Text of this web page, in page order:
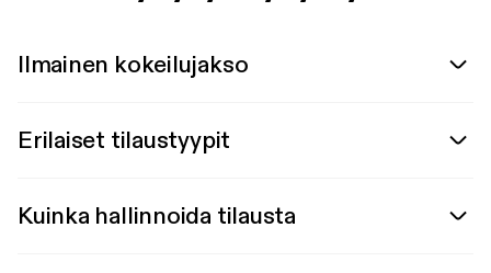
Ilmainen kokeilujakso
Erilaiset tilaustyypit
Kuinka hallinnoida tilausta